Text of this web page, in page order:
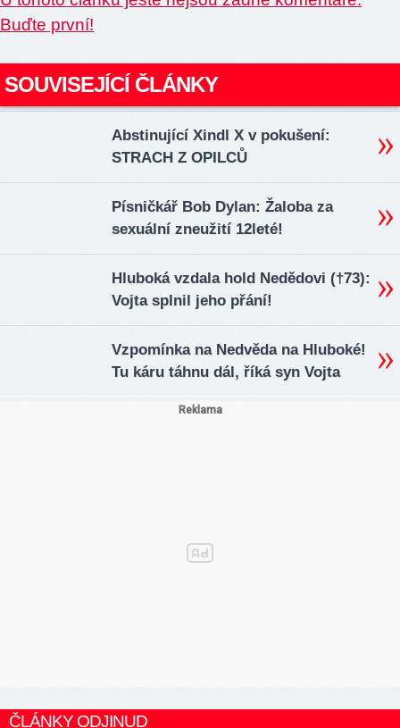
Buďte první!
SOUVISEJÍCÍ ČLÁNKY
Abstinující Xindl X v pokušení:
STRACH Z OPILCŮ
Písničkář Bob Dylan: Žaloba za
sexuální zneužití 12leté!
Hluboká vzdala hold Nedědovi (†73):
Vojta splnil jeho přání!
Vzpomínka na Nedvěda na Hluboké!
Tu káru táhnu dál, říká syn Vojta
ČLÁNKY ODJINUD